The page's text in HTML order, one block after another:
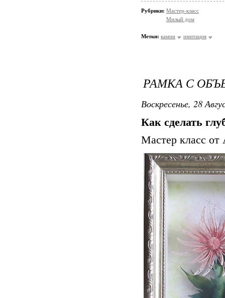
Рубрики: Мастер-класс
Милый дом
Метки: камин имитация
РАМКА С
Воскресенье, 28
Как сделать
Мастер класс от